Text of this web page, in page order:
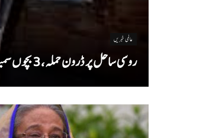
عالمی خبریں
روسی ساحل پر ڈرون حملہ، 3 بچوں سمیت 7 افراد ہلاک